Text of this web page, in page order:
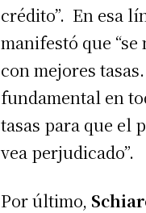
crédito”. En esa
manifestó que
con mejores
fundamental en
tasas para que el
vea perjudicado”.
Por último,